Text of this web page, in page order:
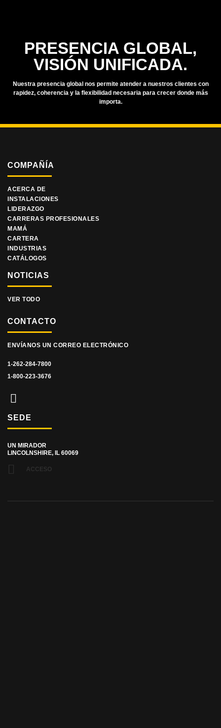
PRESENCIA GLOBAL,
VISIÓN UNIFICADA.
Nuestra presencia global nos permite atender a nuestros clientes con
rapidez, coherencia y la flexibilidad necesaria para crecer donde más
importa.
COMPAÑÍA
ACERCA DE
INSTALACIONES
LIDERAZGO
CARRERAS PROFESIONALES
MAMÁ
CARTERA
INDUSTRIAS
CATÁLOGOS
NOTICIAS
VER TODO
CONTACTO
ENVÍANOS UN CORREO ELECTRÓNICO
1-262-284-7800
1-800-223-3676
SEDE
UN MIRADOR
LINCOLNSHIRE, IL 60069
ACCESO